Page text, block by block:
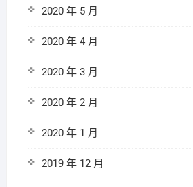
2020 年 5 月
2020 年 4 月
2020 年 3 月
2020 年 2 月
2020 年 1 月
2019 年 12 月